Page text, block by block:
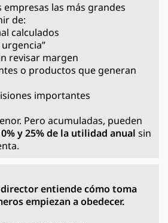
empresas las más grandes
de:
calculados
revisar margen
o productos que generan
importantes
Pero acumuladas, pueden
y 25% de la utilidad anual sin
entiende cómo toma
empiezan a obedecer.